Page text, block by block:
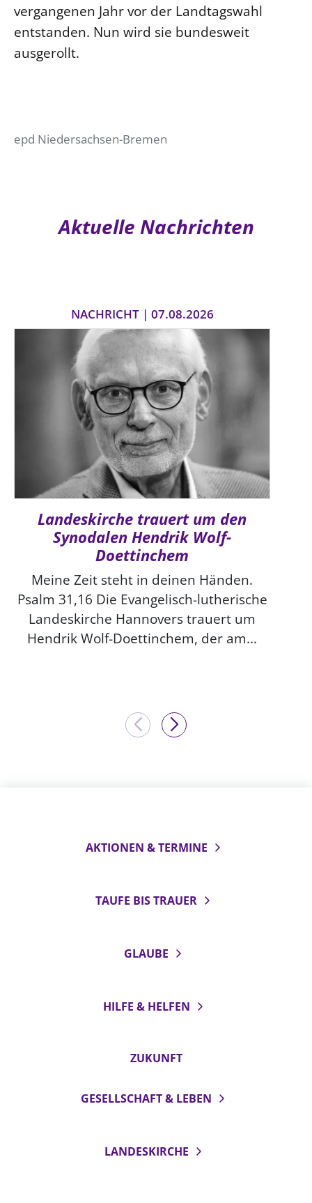
vergangenen Jahr vor der Landtagswahl
entstanden. Nun wird sie bundesweit
ausgerollt.
epd Niedersachsen-Bremen
Aktuelle Nachrichten
NACHRICHT | 07.08.2026
Landeskirche trauert um den
Synodalen Hendrik Wolf-
Doettinchem
Meine Zeit steht in deinen Händen.
Psalm 31,16 Die Evangelisch-lutherische
Landeskirche Hannovers trauert um
Hendrik Wolf-Doettinchem, der am...
AKTIONEN & TERMINE
TAUFE BIS TRAUER
GLAUBE
HILFE & HELFEN
ZUKUNFT
GESELLSCHAFT & LEBEN
LANDESKIRCHE